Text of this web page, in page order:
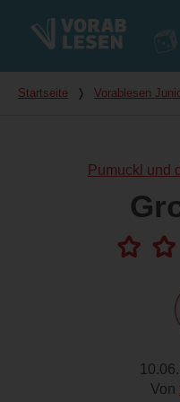
Du bist hier
Startseite ❭ Vorablesen
Pumuckl und
Von